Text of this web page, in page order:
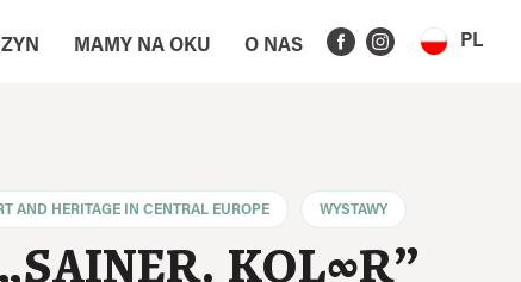
MAMY NA OKU O NAS PL
AND HERITAGE IN CENTRAL EUROPE WYSTAWY
KOL∞R”